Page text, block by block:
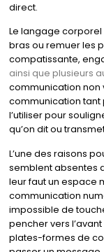
direct.
Le langage
bras ou remuer les
compatissante,
ainsi que plusieurs
communication non
communication tant
l’utiliser pour
qu’on dit ou
L’une des raisons
semblent absentes
leur faut un espace
communication
impossible de
pencher vers
plates-formes de